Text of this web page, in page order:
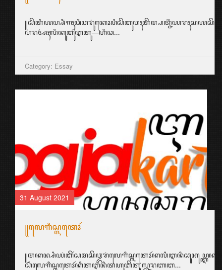
ꦥꦫꦄꦃꦭꦶꦏꦸꦧꦸꦂꦆꦠꦸ—ꦲꦶꦣ...
Category: Essay
31 August 2021
꧋ꦭꦺꦒꦶꦱ꧀ꦭꦠꦺꦴꦂ
ꦱꦶꦭꦺꦒꦶꦱ꧀ꦭꦠꦺꦴꦂꦏꦶꦠꦆꦤꦶꦠꦲꦸꦧꦼꦠꦸꦭ꧀ꦕꦫꦚꦧ...